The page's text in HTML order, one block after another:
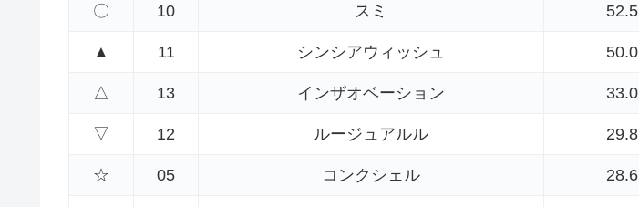
〇 10 スミ 52.5
▲ 11 シンシアウィッシュ 50.0
△ 13 インザオベーション 33.0
▽ 12 ルージュアルル 29.8
☆ 05 コンクシェル 28.6